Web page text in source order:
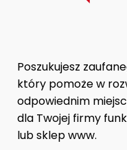
Poszukujesz
który pomoże w
odpowiednim
dla Twojej firmy
lub sklep www.